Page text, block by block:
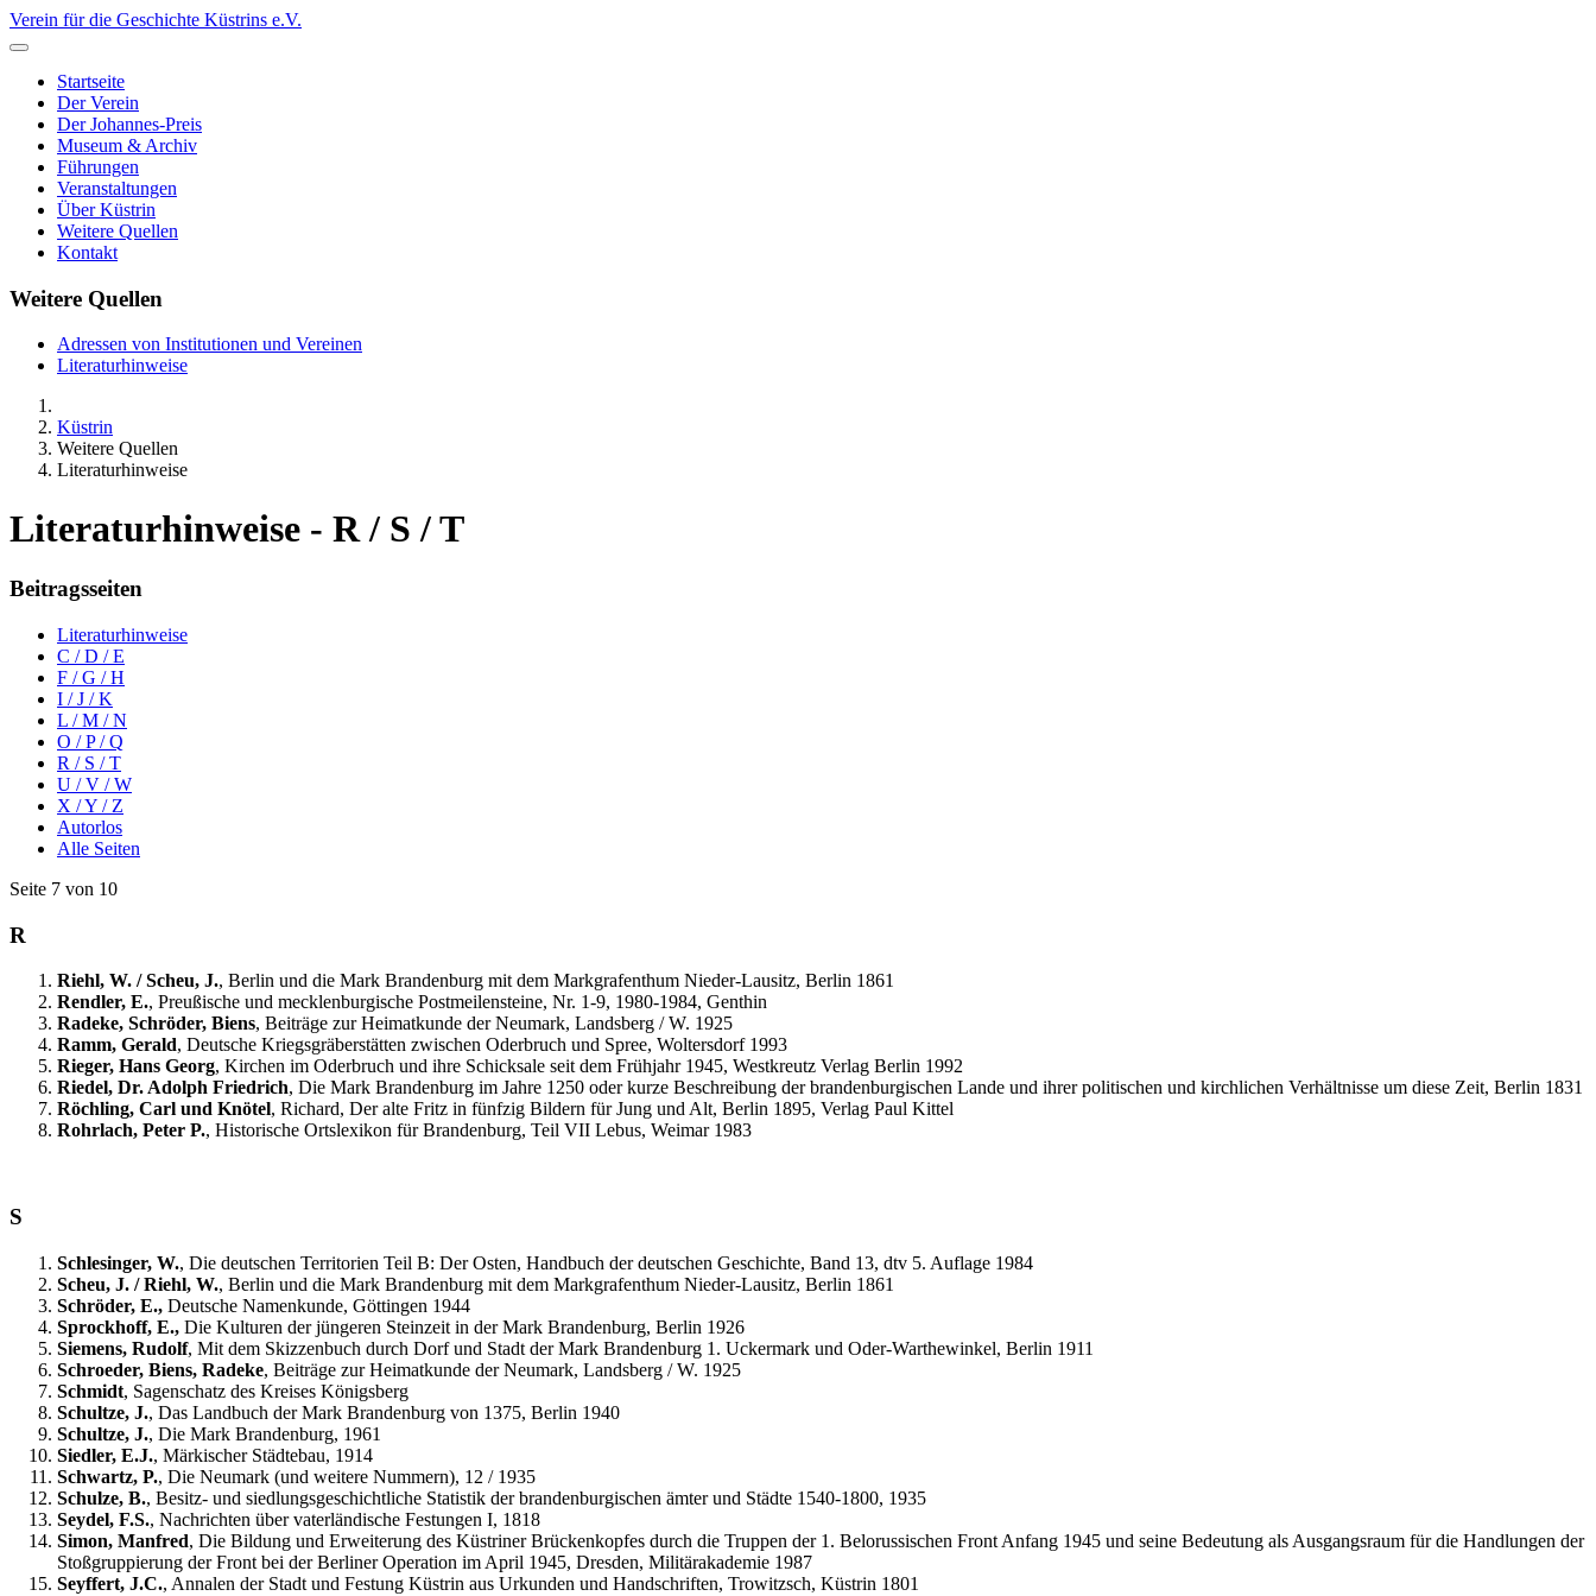
Verein für die Geschichte Küstrins e.V.
Startseite
Der Verein
Der Johannes-Preis
Museum & Archiv
Führungen
Veranstaltungen
Über Küstrin
Weitere Quellen
Kontakt
Weitere Quellen
Adressen von Institutionen und Vereinen
Literaturhinweise
Küstrin
Weitere Quellen
Literaturhinweise
Literaturhinweise - R / S / T
Beitragsseiten
Literaturhinweise
C / D / E
F / G / H
I / J / K
L / M / N
O / P / Q
R / S / T
U / V / W
X / Y / Z
Autorlos
Alle Seiten
Seite 7 von 10
R
Riehl, W. / Scheu, J., Berlin und die Mark Brandenburg mit dem Markgrafenthum Nieder-Lausitz, Berlin 1861
Rendler, E., Preußische und mecklenburgische Postmeilensteine, Nr. 1-9, 1980-1984, Genthin
Radeke, Schröder, Biens, Beiträge zur Heimatkunde der Neumark, Landsberg / W. 1925
Ramm, Gerald, Deutsche Kriegsgräberstätten zwischen Oderbruch und Spree, Woltersdorf 1993
Rieger, Hans Georg, Kirchen im Oderbruch und ihre Schicksale seit dem Frühjahr 1945, Westkreutz Verlag Berlin 1992
Riedel, Dr. Adolph Friedrich, Die Mark Brandenburg im Jahre 1250 oder kurze Beschreibung der brandenburgischen Lande und ihrer politischen und kirchlichen Verhältnisse um diese Zeit, Berlin 1831
Röchling, Carl und Knötel, Richard, Der alte Fritz in fünfzig Bildern für Jung und Alt, Berlin 1895, Verlag Paul Kittel
Rohrlach, Peter P., Historische Ortslexikon für Brandenburg, Teil VII Lebus, Weimar 1983
S
Schlesinger, W., Die deutschen Territorien Teil B: Der Osten, Handbuch der deutschen Geschichte, Band 13, dtv 5. Auflage 1984
Scheu, J. / Riehl, W., Berlin und die Mark Brandenburg mit dem Markgrafenthum Nieder-Lausitz, Berlin 1861
Schröder, E., Deutsche Namenkunde, Göttingen 1944
Sprockhoff, E., Die Kulturen der jüngeren Steinzeit in der Mark Brandenburg, Berlin 1926
Siemens, Rudolf, Mit dem Skizzenbuch durch Dorf und Stadt der Mark Brandenburg 1. Uckermark und Oder-Warthewinkel, Berlin 1911
Schroeder, Biens, Radeke, Beiträge zur Heimatkunde der Neumark, Landsberg / W. 1925
Schmidt, Sagenschatz des Kreises Königsberg
Schultze, J., Das Landbuch der Mark Brandenburg von 1375, Berlin 1940
Schultze, J., Die Mark Brandenburg, 1961
Siedler, E.J., Märkischer Städtebau, 1914
Schwartz, P., Die Neumark (und weitere Nummern), 12 / 1935
Schulze, B., Besitz- und siedlungsgeschichtliche Statistik der brandenburgischen ämter und Städte 1540-1800, 1935
Seydel, F.S., Nachrichten über vaterländische Festungen I, 1818
Simon, Manfred, Die Bildung und Erweiterung des Küstriner Brückenkopfes durch die Truppen der 1. Belorussischen Front Anfang 1945 und seine Bedeutung als Ausgangsraum für die Handlungen der
Stoßgruppierung der Front bei der Berliner Operation im April 1945, Dresden, Militärakademie 1987
Seyffert, J.C., Annalen der Stadt und Festung Küstrin aus Urkunden und Handschriften, Trowitzsch, Küstrin 1801